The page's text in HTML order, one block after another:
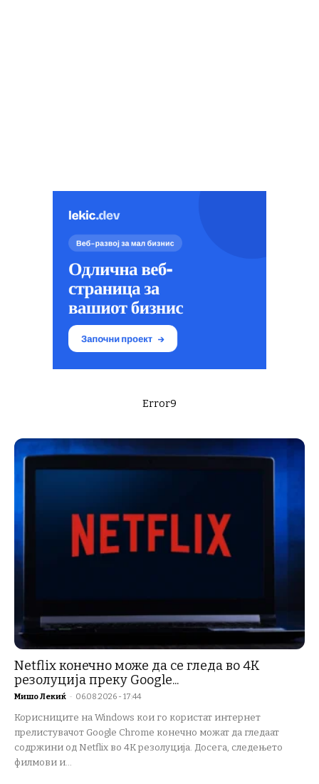
Error9
Netflix конечно може да се гледа во 4K
резолуција преку Google...
Мишо Лекиќ - 06.08.2026 - 17:44
Корисниците на Windows кои го користат интернет
прелистувачот Google Chrome конечно можат да гледаат
содржини од Netflix во 4K резолуција. Досега, следењето
филмови и...